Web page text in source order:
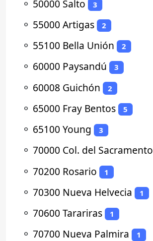
⚬ 50000 Salto 3
⚬ 55000 Artigas 2
⚬ 55100 Bella Unión 2
⚬ 60000 Paysandú 3
⚬ 60008 Guichón 2
⚬ 65000 Fray Bentos 5
⚬ 65100 Young 3
⚬ 70000 Col. del Sacramento
⚬ 70200 Rosario 1
⚬ 70300 Nueva Helvecia 1
⚬ 70600 Tarariras 1
⚬ 70700 Nueva Palmira 1